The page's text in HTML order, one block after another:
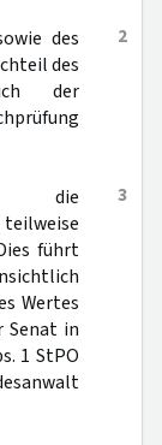
2
des
des
der
3
die
führt
Wertes
Senat in
1 StPO